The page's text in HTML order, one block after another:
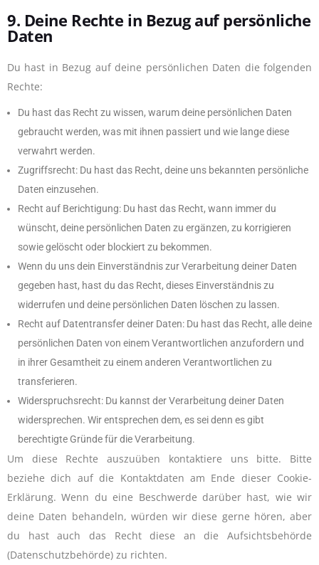
9. Deine Rechte in Bezug auf persönliche
Daten
Du hast in Bezug auf deine persönlichen Daten die folgenden
Rechte:
Du hast das Recht zu wissen, warum deine persönlichen Daten
gebraucht werden, was mit ihnen passiert und wie lange diese
verwahrt werden.
Zugriffsrecht: Du hast das Recht, deine uns bekannten persönliche
Daten einzusehen.
Recht auf Berichtigung: Du hast das Recht, wann immer du
wünscht, deine persönlichen Daten zu ergänzen, zu korrigieren
sowie gelöscht oder blockiert zu bekommen.
Wenn du uns dein Einverständnis zur Verarbeitung deiner Daten
gegeben hast, hast du das Recht, dieses Einverständnis zu
widerrufen und deine persönlichen Daten löschen zu lassen.
Recht auf Datentransfer deiner Daten: Du hast das Recht, alle deine
persönlichen Daten von einem Verantwortlichen anzufordern und
in ihrer Gesamtheit zu einem anderen Verantwortlichen zu
transferieren.
Widerspruchsrecht: Du kannst der Verarbeitung deiner Daten
widersprechen. Wir entsprechen dem, es sei denn es gibt
berechtigte Gründe für die Verarbeitung.
Um diese Rechte auszuüben kontaktiere uns bitte. Bitte
beziehe dich auf die Kontaktdaten am Ende dieser Cookie-
Erklärung. Wenn du eine Beschwerde darüber hast, wie wir
deine Daten behandeln, würden wir diese gerne hören, aber
du hast auch das Recht diese an die Aufsichtsbehörde
(Datenschutzbehörde) zu richten.